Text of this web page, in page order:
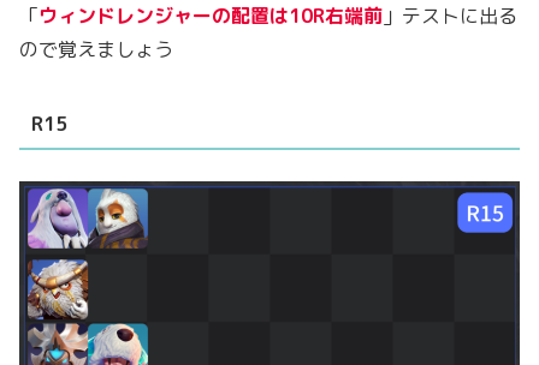
「ウィンドレンジャーの配置は10R右端前 」テストに出る
ので覚えましょう
R15